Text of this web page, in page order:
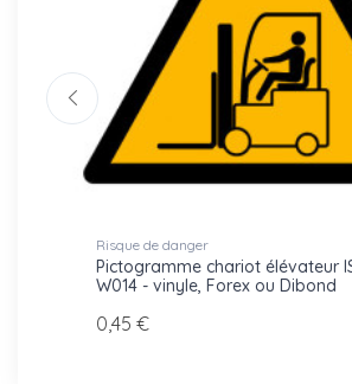
Risque de danger
Pictogramme chariot élévateur
W014 - vinyle, Forex ou Dibond
0,45 €